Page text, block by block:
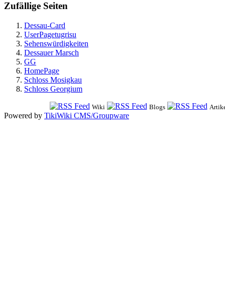
Zufällige Seiten
Dessau-Card
UserPagetugrisu
Sehenswürdigkeiten
Dessauer Marsch
GG
HomePage
Schloss Mosigkau
Schloss Georgium
Wiki Blogs
Powered by TikiWiki CMS/Groupware